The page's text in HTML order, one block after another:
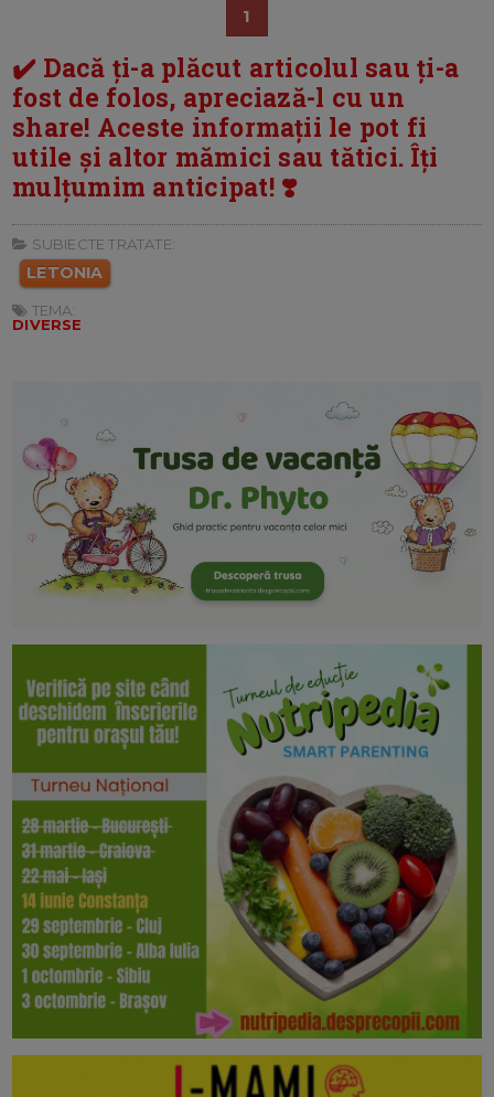
1
✔️ Dacă ți-a plăcut articolul sau ți-a
fost de folos, apreciază-l cu un
share! Aceste informații le pot fi
utile și altor mămici sau tătici. Îți
mulțumim anticipat! ❣️
SUBIECTE TRATATE:
LETONIA
TEMA:
DIVERSE